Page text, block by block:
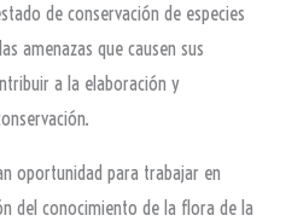
de conservación de especies
amenazas que causen sus
a la elaboración y
oportunidad para trabajar en
del conocimiento de la flora de la